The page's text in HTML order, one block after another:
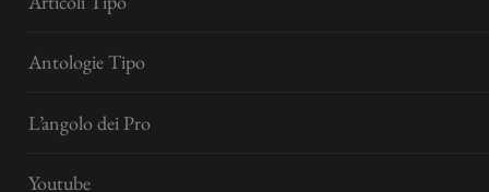
Antologie Tipo
L’angolo dei Pro
Youtube